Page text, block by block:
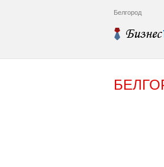
Белгород